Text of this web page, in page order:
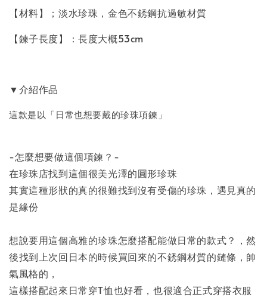
【材料】；淡水珍珠，金色不銹鋼抗過敏材質
【鍊子長度】：長度大概53cm
▼介紹作品
這款是以「日常也想要戴的珍珠項鍊」
-怎麼想要做這個項鍊？-
在珍珠店找到這個很美光澤的圓形珍珠
其實這種形狀的真的很難找到沒有受傷的珍珠，遇見真的
是緣份
想說要用這個高雅的珍珠怎麼搭配能做日常的款式？，然
後找到上次回日本的時候買回來的不銹鋼材質的鏈條，帥
氣風格的，
這樣搭配起來日常穿T恤也好看，也很適合正式穿搭衣服